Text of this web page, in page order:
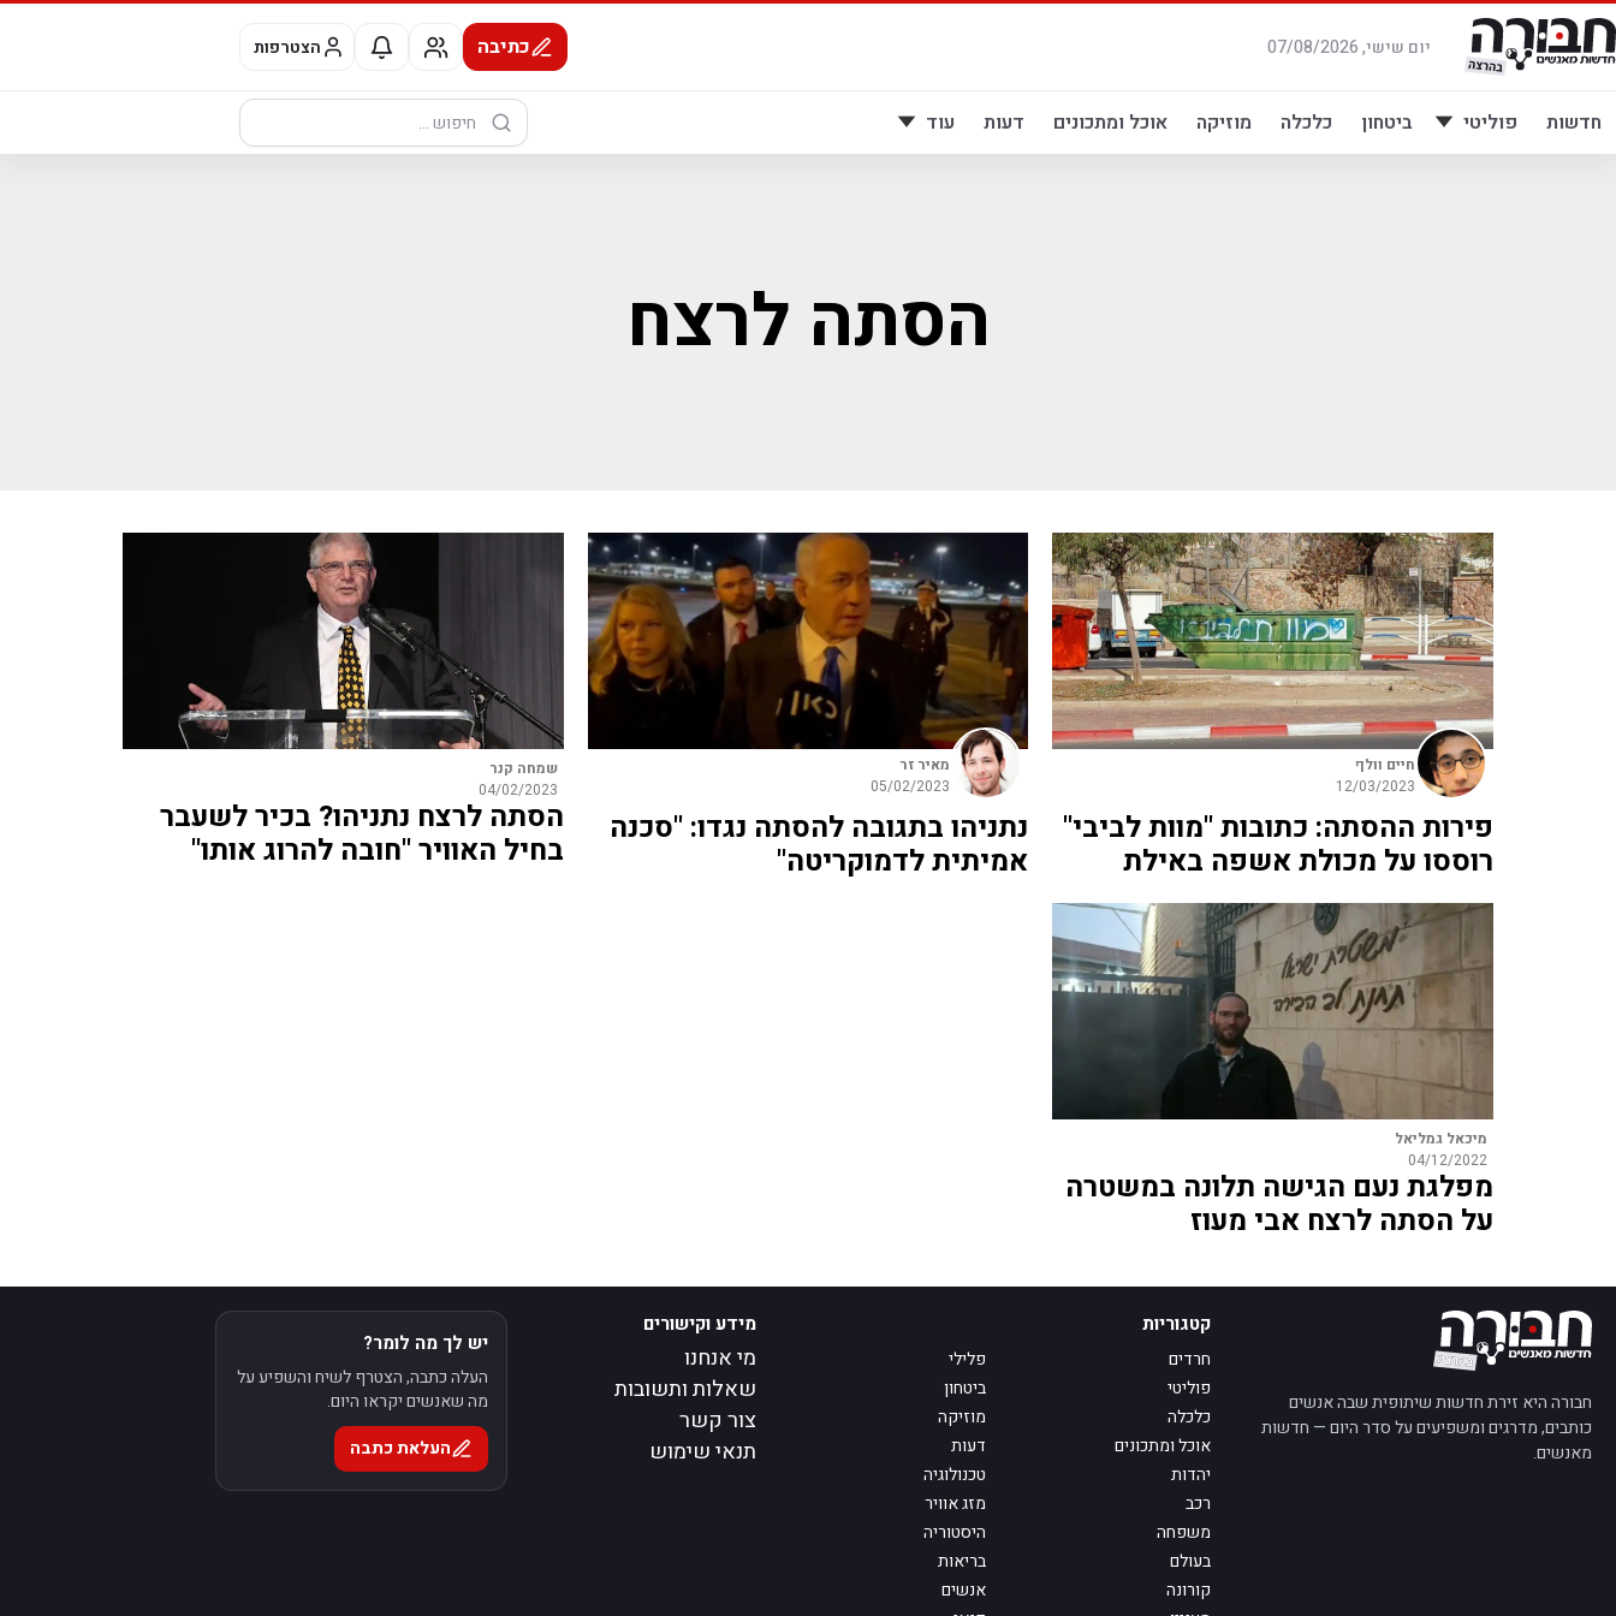
דלג
לתוכן
יום שישי, 07/08/2026 כתיבה הצטרפות
חדשות פוליטי ביטחון כלכלה מוזיקה אוכל ומתכונים דעות עוד
חיפוש:
הסתה לרצח
חיים וולף
12/03/2023
פירות ההסתה: כתובות "מוות לביבי"
רוססו על מכולת אשפה באילת
מאיר זר
05/02/2023
נתניהו בתגובה להסתה נגדו: "סכנה
אמיתית לדמוקריטה"
שמחה קנר
04/02/2023
הסתה לרצח נתניהו? בכיר לשעבר
בחיל האוויר "חובה להרוג אותו"
מיכאל גמליאל
04/12/2022
מפלגת נעם הגישה תלונה במשטרה
על הסתה לרצח אבי מעוז
חבורה היא זירת חדשות שיתופית שבה אנשים
כותבים, מדרגים ומשפיעים על סדר היום — חדשות
מאנשים.
קטגוריות
חרדים
פלילי
פוליטי
ביטחון
כלכלה
מוזיקה
אוכל ומתכונים
דעות
יהדות
טכנולוגיה
רכב
מזג אוויר
משפחה
היסטוריה
בעולם
בריאות
קורונה
אנשים
מידע וקישורים
מי אנחנו
שאלות ותשובות
צור קשר
תנאי שימוש
יש לך מה לומר?
העלה כתבה, הצטרף לשיח והשפיע על
מה שאנשים יקראו היום.
העלאת כתבה